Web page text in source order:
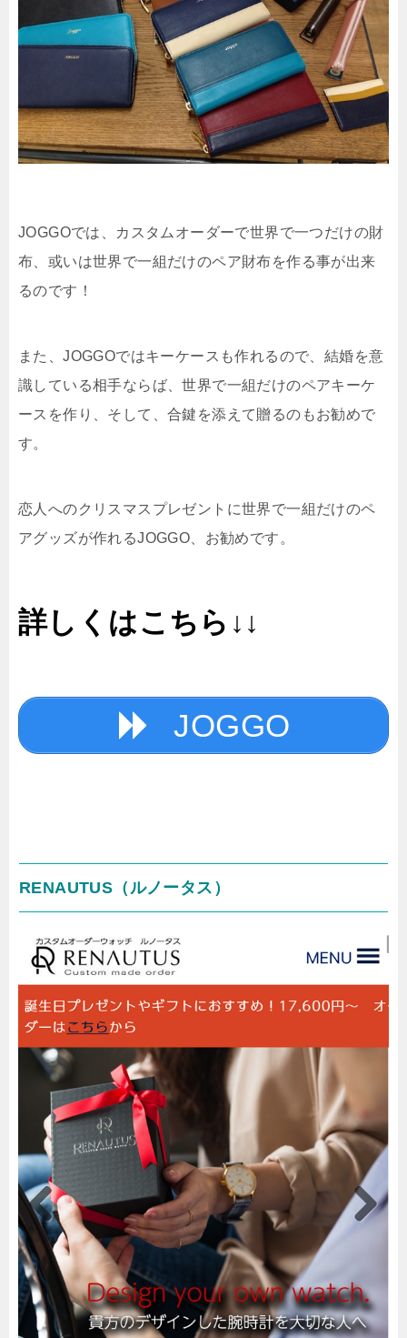
JOGGOでは、カスタムオーダーで世界で一つだけの財
布、或いは世界で一組だけのペア財布を作る事が出来
るのです！
また、JOGGOではキーケースも作れるので、結婚を意
識している相手ならば、世界で一組だけのペアキーケ
ースを作り、そして、合鍵を添えて贈るのもお勧めで
す。
恋人へのクリスマスプレゼントに世界で一組だけのペ
アグッズが作れるJOGGO、お勧めです。
詳しくはこちら↓↓
JOGGO
RENAUTUS（ルノータス）